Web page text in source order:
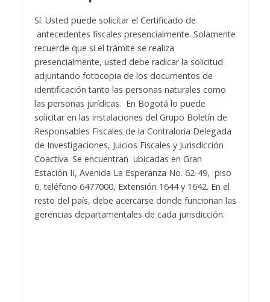
Sí. Usted puede solicitar el Certificado de
antecedentes fiscales presencialmente. Solamente
recuerde que si el trámite se realiza
presencialmente, usted debe radicar la solicitud
adjuntando fotocopia de los documentos de
identificación tanto las personas naturales como
las personas jurídicas. En Bogotá lo puede
solicitar en las instalaciones del Grupo Boletín de
Responsables Fiscales de la Contraloría Delegada
de Investigaciones, Juicios Fiscales y Jurisdicción
Coactiva. Se encuentran ubicadas en Gran
Estación II, Avenida La Esperanza No. 62-49, piso
6, teléfono 6477000, Extensión 1644 y 1642. En el
resto del país, debe acercarse donde funcionan las
gerencias departamentales de cada jurisdicción.